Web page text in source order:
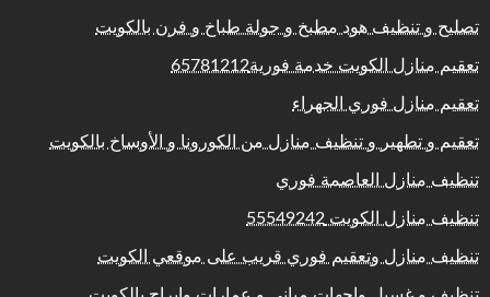
تصليح و تنظيف هود مطبخ و جولة طباخ و فرن بالكويت
تعقيم منازل الكويت خدمة فورية65781212
تعقيم منازل فوري الجهراء
تعقيم و تطهير و تنظيف منازل من الكورونا و الأوساخ بالكويت
تنظيف منازل العاصمة فوري
تنظيف منازل الكويت 55549242
تنظيف منازل وتعقيم فوري قريب على موقعي الكويت